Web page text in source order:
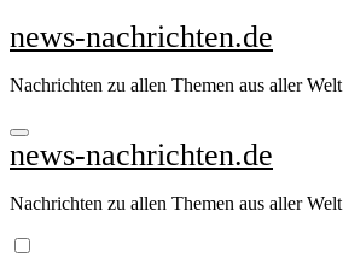
news-nachrichten.de
Nachrichten zu allen Themen aus aller Welt
news-nachrichten.de
Nachrichten zu allen Themen aus aller Welt